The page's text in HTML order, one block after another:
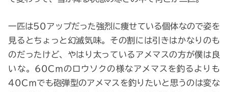
一匹は50アップだった強烈に痩せている個体なので姿を
見るとちょっと幻滅気味。その割には引きはかなりのも
のだったけど、やはり太っているアメマスの方が僕は良
いな。60Cｍのロウソクの様なアメマスを釣るよりも
40Cｍでも砲弾型のアメマスを釣りたいと思うのは変な